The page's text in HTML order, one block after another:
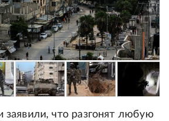
заявили, что разгонят любую